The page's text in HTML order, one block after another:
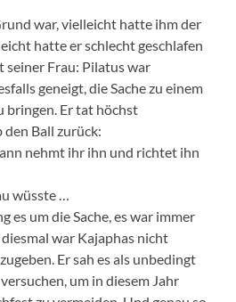
war, vielleicht hatte ihm der
hatte er schlecht geschlafen
seiner Frau: Pilatus war
geneigt, die Sache zu einem
bringen. Er tat höchst
Ball zurück:
nehmt ihr ihn und richtet ihn
wüsste …
es um die Sache, es war immer
war Kajaphas nicht
Er sah es als unbedingt
um in diesem Jahr